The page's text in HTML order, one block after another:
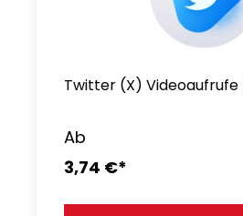
Twitter (X) Videoaufrufe
Ab
3,74 €*